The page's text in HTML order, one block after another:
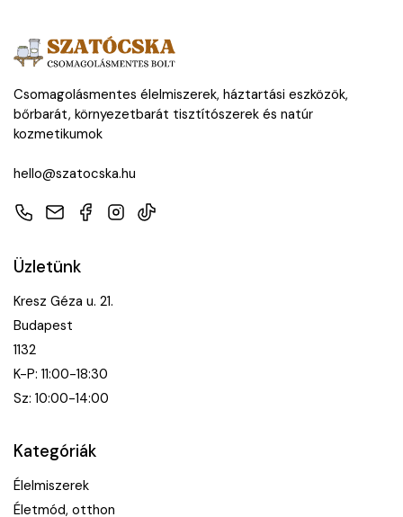
Csomagolásmentes élelmiszerek, háztartási eszközök,
bőrbarát, környezetbarát tisztítószerek és natúr
kozmetikumok
hello@szatocska.hu
TelefonE-mailFacebook
Instagram
TikTok
Üzletünk
Kresz Géza u. 21.
Budapest
1132
K-P: 11:00-18:30
Sz: 10:00-14:00
Kategóriák
Élelmiszerek
Életmód, otthon